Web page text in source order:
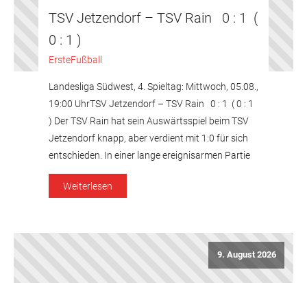
TSV Jetzendorf – TSV Rain 0 : 1 (
0 : 1 )
ErsteFußball
Landesliga Südwest, 4. Spieltag: Mittwoch, 05.08.,
19:00 UhrTSV Jetzendorf – TSV Rain 0 : 1 ( 0 : 1
) Der TSV Rain hat sein Auswärtsspiel beim TSV
Jetzendorf knapp, aber verdient mit 1:0 für sich
entschieden. In einer lange ereignisarmen Partie
nutzten die Blumenstädter einen Strafstoß in der
Nachspielzeit der ersten Hälfte zur Führung […]
Weiterlesen
9. August 2026